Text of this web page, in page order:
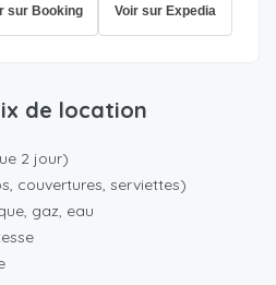
sur Booking Voir sur Expedia
de location
2 jour)
couvertures, serviettes)
gaz, eau